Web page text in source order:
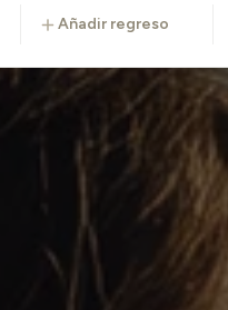
añadir regreso